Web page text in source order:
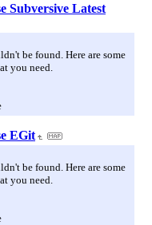
Subversive Latest
be found. Here are some
you need.
EGit
be found. Here are some
you need.